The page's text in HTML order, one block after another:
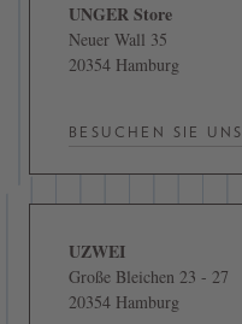
UNGER Store
Neuer Wall 35
20354 Hamburg
BESUCHEN SIE UNS
UZWEI
Große Bleichen 23 - 27
20354 Hamburg